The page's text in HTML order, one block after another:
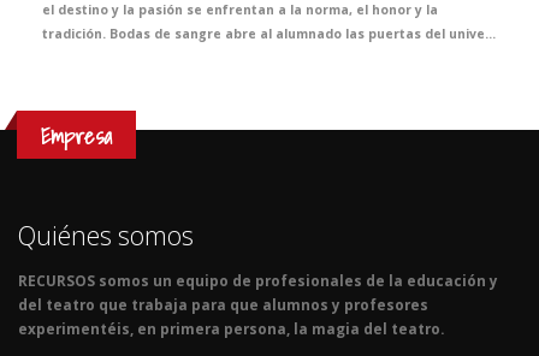
el destino y la pasión se enfrentan a la norma, el honor y la
tradición. Bodas de sangre abre al alumnado las puertas del universo lorquiano a través de una puesta en escena de gran fuerza simbólica, cuidada al detalle y concebida para acercarles a una de las cimas de nuestro teatro. Una oportunidad única para descubrir la vigencia, la belleza y la potencia dramática de un clásico imprescindible.
Empresa
Quiénes somos
RECURSOS somos un equipo de profesionales de la educación y
del teatro que trabaja para que alumnos y profesores
experimentéis, en primera persona, la magia del teatro.